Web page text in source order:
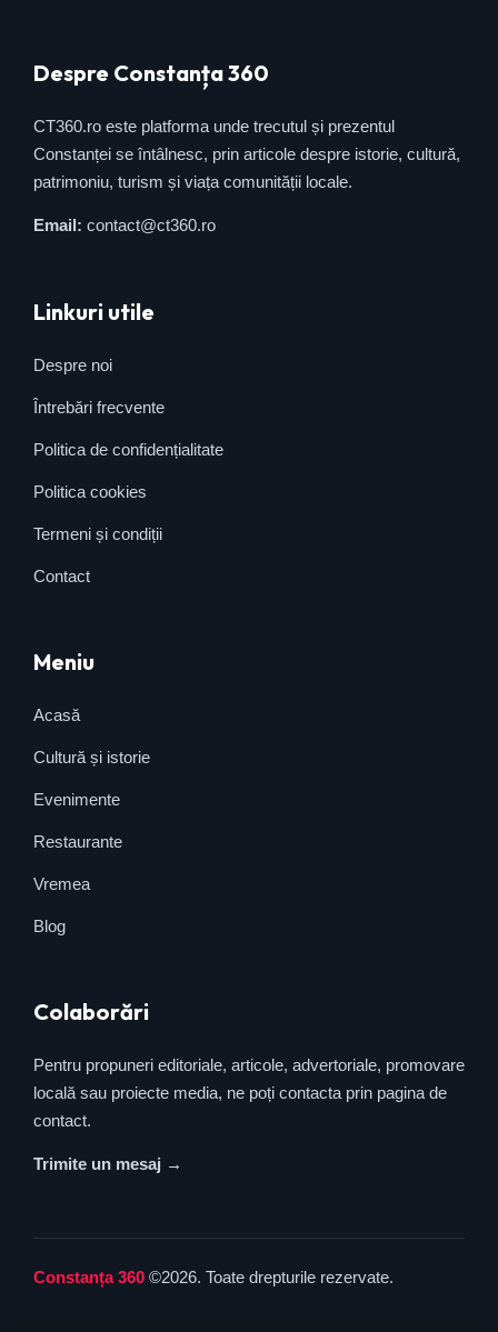
Despre Constanța 360
CT360.ro este platforma unde trecutul și prezentul
Constanței se întâlnesc, prin articole despre istorie, cultură,
patrimoniu, turism și viața comunității locale.
Email: contact@ct360.ro
Linkuri utile
Despre noi
Întrebări frecvente
Politica de confidențialitate
Politica cookies
Termeni și condiții
Contact
Meniu
Acasă
Cultură și istorie
Evenimente
Restaurante
Vremea
Blog
Colaborări
Pentru propuneri editoriale, articole, advertoriale, promovare
locală sau proiecte media, ne poți contacta prin pagina de
contact.
Trimite un mesaj →
Constanța 360 ©2026. Toate drepturile rezervate.